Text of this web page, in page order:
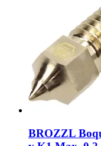
BROZZL